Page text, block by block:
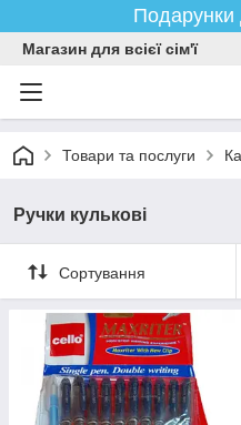
Подарунки
Магазин для всієї сім'ї
Товари та послуги
Ручки кулькові
Сортування